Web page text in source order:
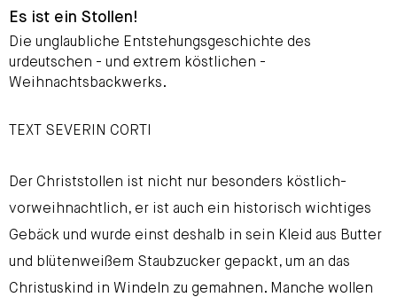
Es ist ein Stollen!
Die unglaubliche Entstehungsgeschichte des
urdeutschen - und extrem köstlichen -
Weihnachtsbackwerks.
TEXT SEVERIN CORTI
Der Christstollen ist nicht nur besonders köstlich-
vorweihnachtlich, er ist auch ein historisch wichtiges
Gebäck und wurde einst deshalb in sein Kleid aus Butter
und blütenweißem Staubzucker gepackt, um an das
Christuskind in Windeln zu gemahnen. Manche wollen